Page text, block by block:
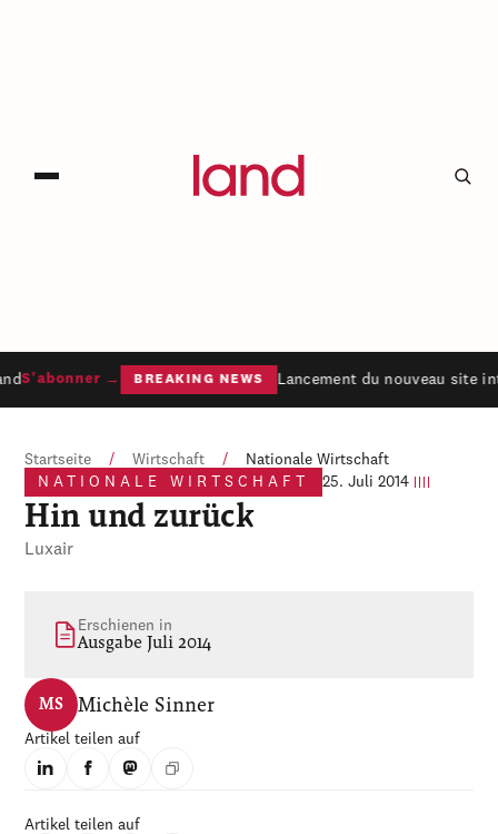
S'abonner → BREAKING NEWS Lancement du nouveau site
Startseite / Wirtschaft /
Nationale Wirtschaft
NATIONALE WIRTSCHAFT
25. Juli 2014
Hin und zurück
Luxair
Erschienen in
Ausgabe Juli 2014
MS Michèle Sinner
Artikel teilen auf
Artikel teilen auf